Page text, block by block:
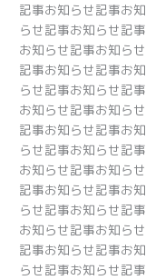
記事お知らせ記事お
らせ記事お知らせ記
お知らせ記事お知ら
記事お知らせ記事お
らせ記事お知らせ記
お知らせ記事お知ら
記事お知らせ記事お
らせ記事お知らせ記
お知らせ記事お知ら
記事お知らせ記事お
らせ記事お知らせ記
お知らせ記事お知ら
記事お知らせ記事お
らせ記事お知らせ記